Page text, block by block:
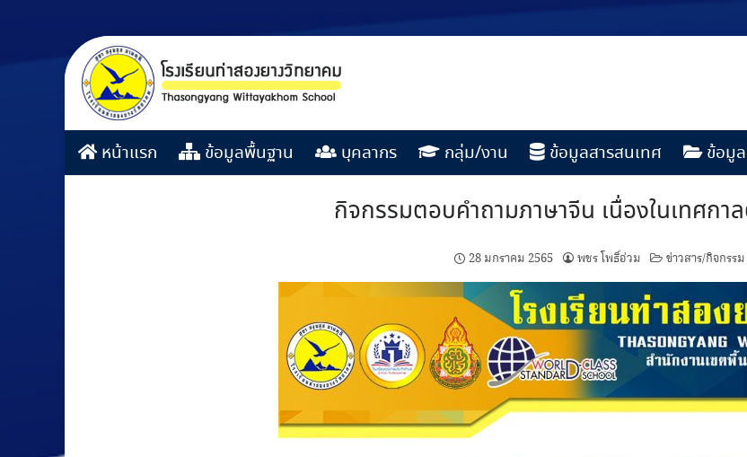
หน้าแรก ข้อมูลพื้นฐาน บุคลากร กลุ่ม/งาน ข้อมูลสารสนเทศ ข้อมูล
กิจกรรมตอบคำถามภาษาจีน เนื่องในเทศก
28 มกราคม 2565 พชร โพธิ์อ่วม ข่าวสาร/กิจกรรม